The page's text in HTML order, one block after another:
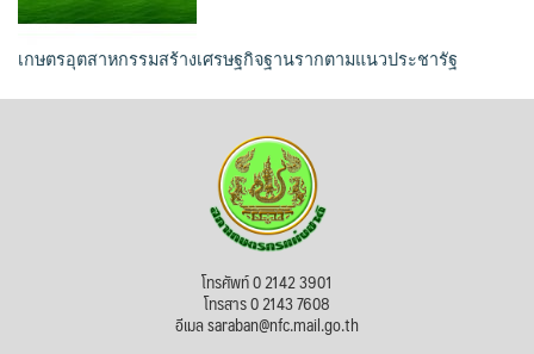
เกษตรอุตสาหกรรมสร้างเศรษฐกิจฐานรากตามแนวประชารัฐ
โทรศัพท์ 0 2142 3901
โทรสาร 0 2143 7608
อีเมล saraban@nfc.mail.go.th